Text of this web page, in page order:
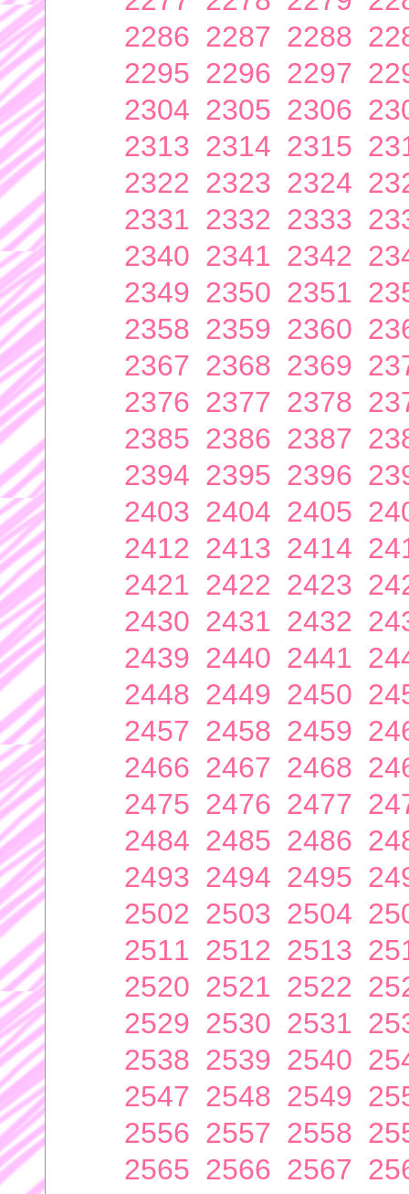
2286 2287 2288
2295 2296 2297
2304 2305 2306
2313 2314 2315
2322 2323 2324
2331 2332 2333
2340 2341 2342
2349 2350 2351
2358 2359 2360
2367 2368 2369
2376 2377 2378
2385 2386 2387
2394 2395 2396
2403 2404 2405
2412 2413 2414
2421 2422 2423
2430 2431 2432
2439 2440 2441
2448 2449 2450
2457 2458 2459
2466 2467 2468
2475 2476 2477
2484 2485 2486
2493 2494 2495
2502 2503 2504
2511 2512 2513
2520 2521 2522
2529 2530 2531
2538 2539 2540
2547 2548 2549
2556 2557 2558
2565 2566 2567